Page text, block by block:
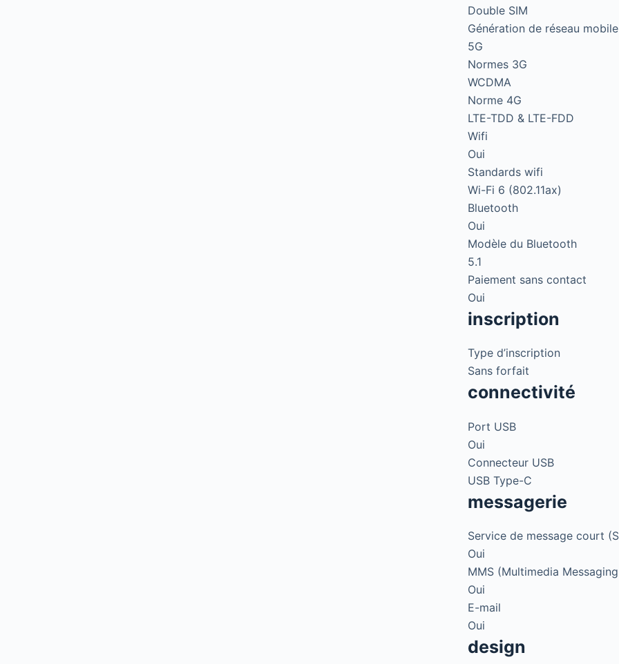
Double SIM
Génération de réseau mobile
5G
Normes 3G
WCDMA
Norme 4G
LTE-TDD & LTE-FDD
Wifi
Oui
Standards wifi
Wi-Fi 6 (802.11ax)
Bluetooth
Oui
Modèle du Bluetooth
5.1
Paiement sans contact
Oui
inscription
Type d’inscription
Sans forfait
connectivité
Port USB
Oui
Connecteur USB
USB Type-C
messagerie
Service de message court
Oui
MMS (Multimedia
Oui
E-mail
Oui
design